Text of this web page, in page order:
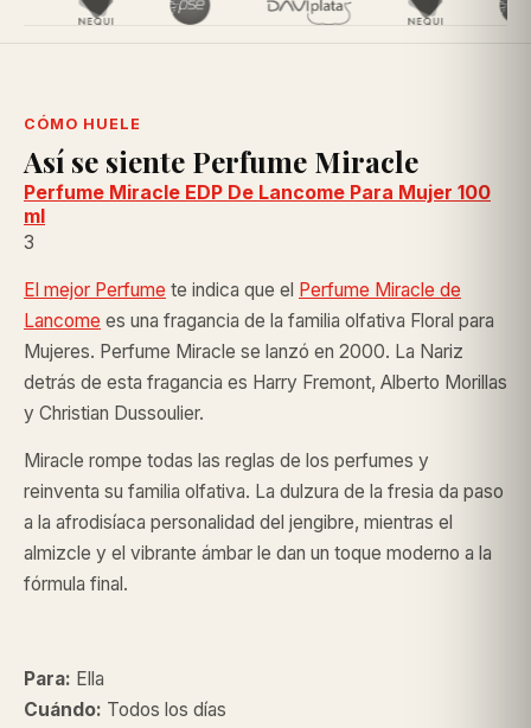
CÓMO HUELE
Así se siente Perfume Miracle
Perfume Miracle EDP De Lancome Para Mujer 100
ml
3
El mejor Perfume te indica que el Perfume Miracle de
Lancome es una fragancia de la familia olfativa Floral para
Mujeres. Perfume Miracle se lanzó en 2000. La Nariz
detrás de esta fragancia es Harry Fremont, Alberto Morillas
y Christian Dussoulier.
Miracle rompe todas las reglas de los perfumes y
reinventa su familia olfativa. La dulzura de la fresia da paso
a la afrodisíaca personalidad del jengibre, mientras el
almizcle y el vibrante ámbar le dan un toque moderno a la
fórmula final.
Para: Ella
Cuándo: Todos los días